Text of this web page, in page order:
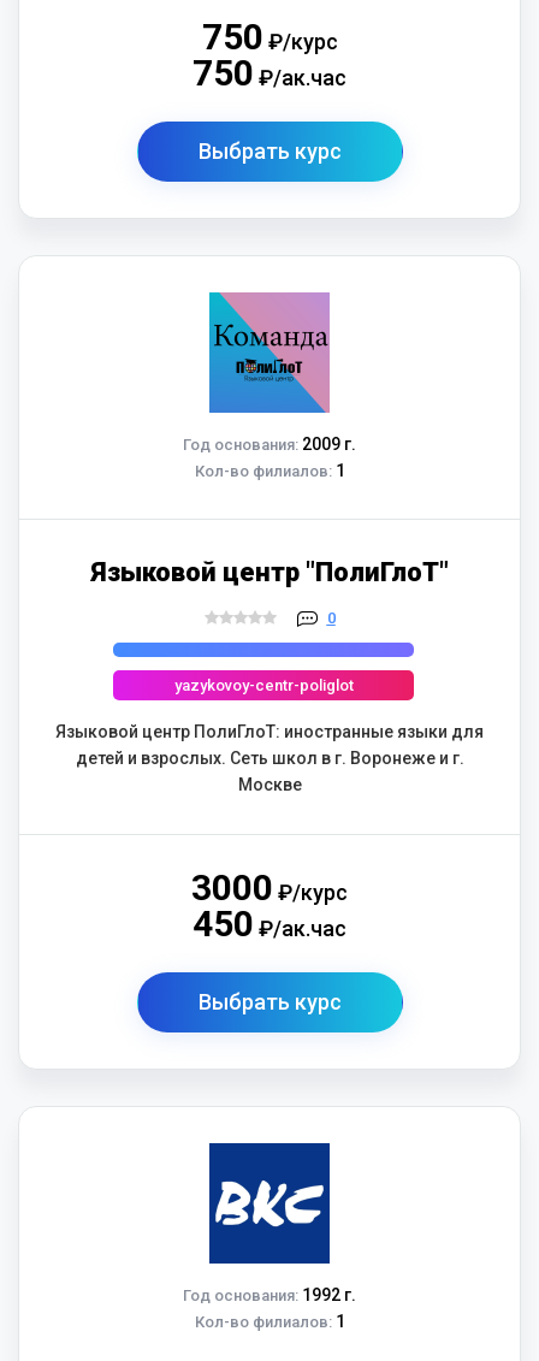
750 ₽/курс
750 ₽/ак.час
Выбрать курс
Год основания: 2009 г.
Кол-во филиалов:1
Языковой центр "ПолиГлоТ"
0
yazykovoy-centr-poliglot
Языковой центр ПолиГлоТ: иностранные языки для
детей и взрослых. Сеть школ в г. Воронеже и г.
Москве
3000 ₽/курс
450 ₽/ак.час
Выбрать курс
Год основания: 1992 г.
Кол-во филиалов:1